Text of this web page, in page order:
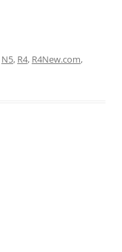
N5, R4, R4New.com,